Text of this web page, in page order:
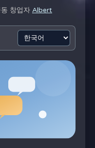
창업자 Albert